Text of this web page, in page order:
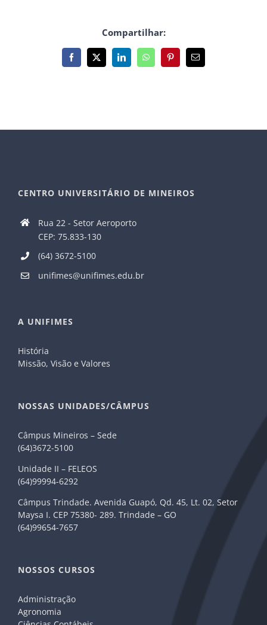
Compartilhar:
Facebook
X LinkedInWhatsAppPinterest
E-
mail
CENTRO UNIVERSITÁRIO DE MINEIROS
Rua 22 - Setor Aeroporto
CEP: 75.833-130
(64) 3672-5100
unifimes@unifimes.edu.br
A UNIFIMES
História
Missão, Visão e Valores
NOSSAS UNIDADES/CÂMPUS
Câmpus Mineiros – Sede
(64)3672-5100
Unidade II – FELEOS
(64)99994-6292
Câmpus Trindade. Avenida Guapó, Qd. 45, Lt. 02, Setor
Maysa I. CEP 75380- 289. Trindade – GO
(64)99654-7657
NOSSOS CURSOS
Administração
Agronomia